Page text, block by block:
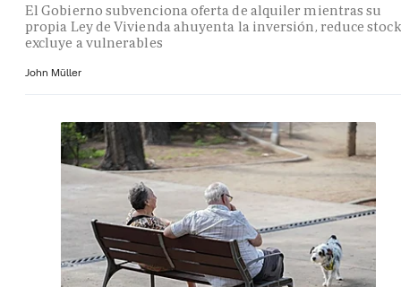
El Gobierno subvenciona oferta de alquiler mientras su
propia Ley de Vivienda ahuyenta la inversión, reduce
excluye a vulnerables
John Müller